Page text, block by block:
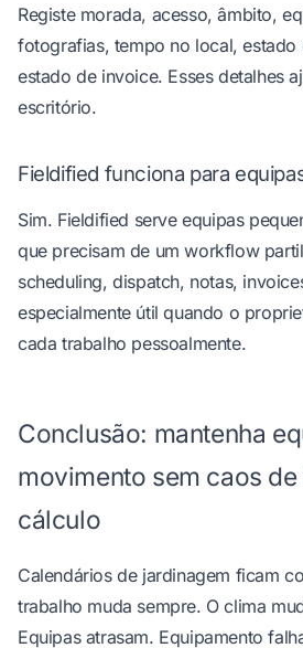
Registe morada, acesso, âmbito,
fotografias, tempo no local, estado
estado de invoice. Esses detalhes
escritório.
Fieldified funciona para
Sim. Fieldified serve equipas
que precisam de um workflow
scheduling, dispatch, notas,
especialmente útil quando o
cada trabalho pessoalmente.
Conclusão: mantenha
movimento sem caos
cálculo
Calendários de jardinagem ficam
trabalho muda sempre. O clima
Equipas atrasam. Equipamento